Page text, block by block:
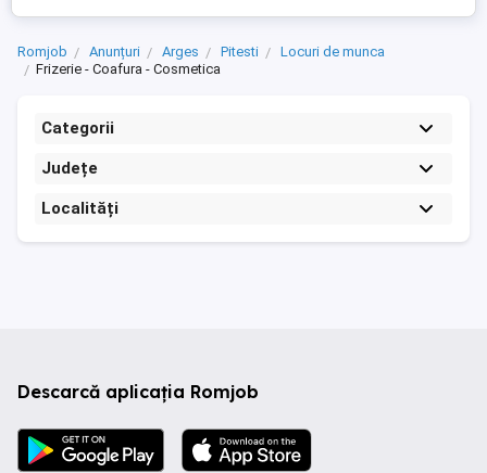
și atenție la detalii * ...
Romjob Anunțuri Arges Pitesti
Locuri de munca
Frizerie - Coafura - Cosmetica
Categorii
Județe
Localități
Descarcă aplicația Romjob